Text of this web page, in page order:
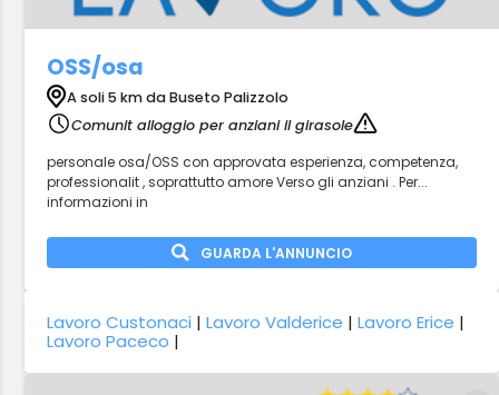
OSS/osa
A soli 5 km da Buseto Palizzolo
Comunit alloggio per anziani il girasole
personale osa/OSS con approvata esperienza, competenza,
professionalit , soprattutto amore Verso gli anziani . Per...
informazioni in
GUARDA L'ANNUNCIO
Lavoro Custonaci |Lavoro Valderice |Lavoro Erice |
Lavoro Paceco |